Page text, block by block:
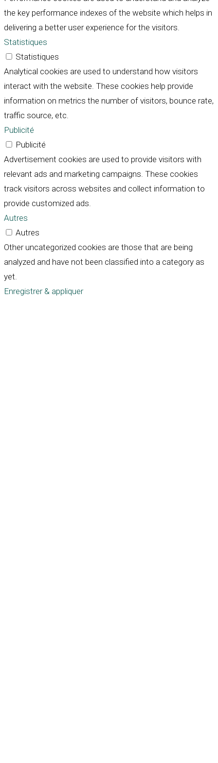
the key performance indexes of the website which helps in
delivering a better user experience for the visitors.
Statistiques
Statistiques
Analytical cookies are used to understand how visitors
interact with the website. These cookies help provide
information on metrics the number of visitors, bounce rate,
traffic source, etc.
Publicité
Publicité
Advertisement cookies are used to provide visitors with
relevant ads and marketing campaigns. These cookies
track visitors across websites and collect information to
provide customized ads.
Autres
Autres
Other uncategorized cookies are those that are being
analyzed and have not been classified into a category as
yet.
Enregistrer & appliquer